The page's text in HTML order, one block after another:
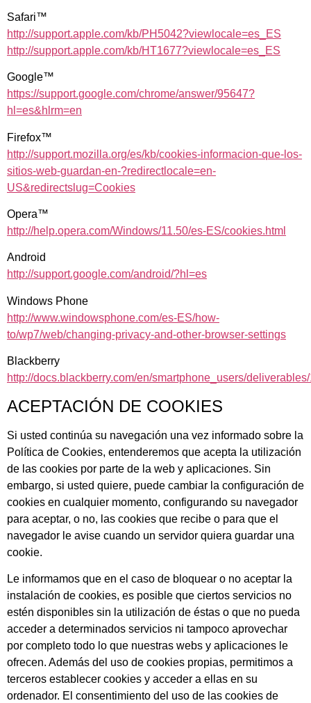
Safari™
http://support.apple.com/kb/PH5042?viewlocale=es_ES
http://support.apple.com/kb/HT1677?viewlocale=es_ES
Google™
https://support.google.com/chrome/answer/95647?
hl=es&hlrm=en
Firefox™
http://support.mozilla.org/es/kb/cookies-informacion-que-los-
sitios-web-guardan-en-?redirectlocale=en-
US&redirectslug=Cookies
Opera™
http://help.opera.com/Windows/11.50/es-ES/cookies.html
Android
http://support.google.com/android/?hl=es
Windows Phone
http://www.windowsphone.com/es-ES/how-
to/wp7/web/changing-privacy-and-other-browser-settings
Blackberry
http://docs.blackberry.com/en/smartphone_users/
ACEPTACIÓN DE COOKIES
Si usted continúa su navegación una vez informado sobre la
Política de Cookies, entenderemos que acepta la utilización
de las cookies por parte de la web y aplicaciones. Sin
embargo, si usted quiere, puede cambiar la configuración de
cookies en cualquier momento, configurando su navegador
para aceptar, o no, las cookies que recibe o para que el
navegador le avise cuando un servidor quiera guardar una
cookie.
Le informamos que en el caso de bloquear o no aceptar la
instalación de cookies, es posible que ciertos servicios no
estén disponibles sin la utilización de éstas o que no pueda
acceder a determinados servicios ni tampoco aprovechar
por completo todo lo que nuestras webs y aplicaciones le
ofrecen. Además del uso de cookies propias, permitimos a
terceros establecer cookies y acceder a ellas en su
ordenador. El consentimiento del uso de las cookies de